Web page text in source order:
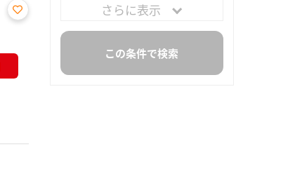
り登
さらに表示